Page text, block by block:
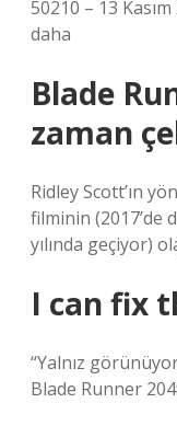
50210 – 13
daha
Blade
zaman
Ridley Scott’ın
filminin (2017’de
yılında geçiyor)
I can fix
“Yalnız
Blade Runner